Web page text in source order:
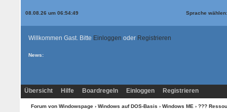
08.08.26 um 06:54:49 Sprache
Willkommen Gast. Bitte Einloggen oder Registrieren
News:
Übersicht Hilfe Boardregeln Einloggen Registrieren
Forum von Windowspage› Windows auf DOS-Basis › Windows ME › ???